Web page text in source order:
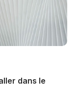
dans le